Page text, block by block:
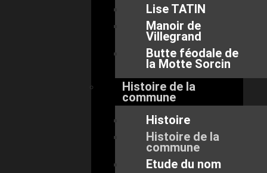
Lise TATIN
Manoir de
Villegrand
Butte féodale de
la Motte Sorcin
Histoire de la
commune
Histoire
Histoire de la
commune
Etude du nom